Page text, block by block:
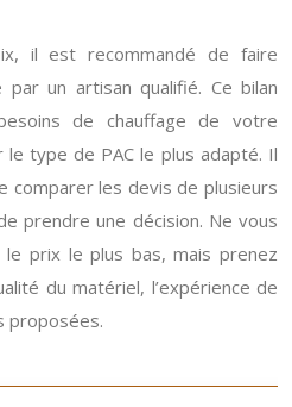
il est recommandé de faire
un artisan qualifié. Ce bilan
de chauffage de votre
type de PAC le plus adapté. Il
comparer les devis de plusieurs
prendre une décision. Ne vous
prix le plus bas, mais prenez
du matériel, l’expérience de
proposées.